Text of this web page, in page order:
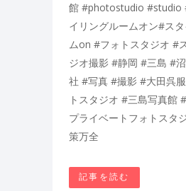
館 #photostudio #studio
イリングルームオン#ス
ムon #フォトスタジオ #
ジオ撮影 #静岡 #三島 #
社 #写真 #撮影 #大田呉
トスタジオ #三島写真館
プライベートフォトスタ
策万全
記事を読む